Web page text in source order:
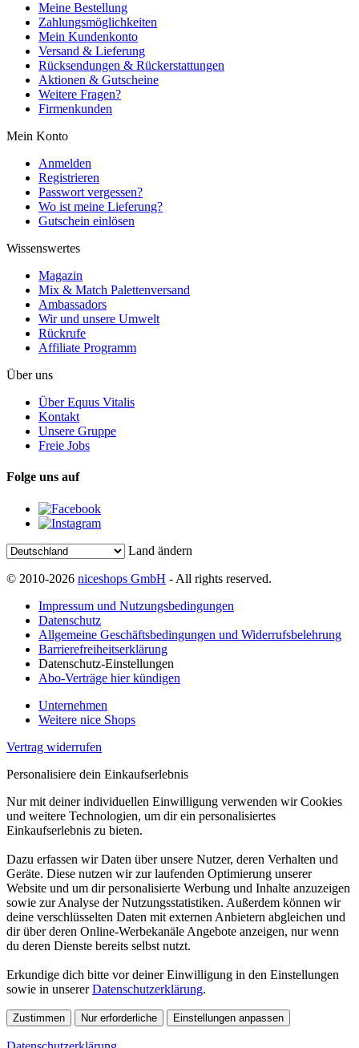
Meine Bestellung
Zahlungsmöglichkeiten
Mein Kundenkonto
Versand & Lieferung
Rücksendungen & Rückerstattungen
Aktionen & Gutscheine
Weitere Fragen?
Firmenkunden
Mein Konto
Anmelden
Registrieren
Passwort vergessen?
Wo ist meine Lieferung?
Gutschein einlösen
Wissenswertes
Magazin
Mix & Match Palettenversand
Ambassadors
Wir und unsere Umwelt
Rückrufe
Affiliate Programm
Über uns
Über Equus Vitalis
Kontakt
Unsere Gruppe
Freie Jobs
Folge uns auf
Land ändern
© 2010-2026 niceshops GmbH - All rights reserved.
Impressum und Nutzungsbedingungen
Datenschutz
Allgemeine Geschäftsbedingungen und Widerrufsbelehrung
Barrierefreiheitserklärung
Datenschutz-Einstellungen
Abo-Verträge hier kündigen
Unternehmen
Weitere nice Shops
Vertrag widerrufen
Personalisiere dein Einkaufserlebnis
Nur mit deiner individuellen Einwilligung verwenden wir Cookies
und weitere Technologien, um dir ein personalisiertes
Einkaufserlebnis zu bieten.
Dazu erfassen wir Daten über unsere Nutzer, deren Verhalten und
Geräte. Diese nutzen wir zur laufenden Optimierung unserer
Website und um dir personalisierte Werbung und Inhalte anzuzeigen
sowie zur Analyse der Nutzungsstatistiken. Außerdem können wir
deine verschlüsselten Daten mit externen Anbietern abgleichen und
dir über deren Online-Werbekanäle Angebote anzeigen, nur wenn
du deren Dienste bereits selbst nutzt.
Erkundige dich bitte vor deiner Einwilligung in den Einstellungen
sowie in unsererDatenschutzerklärung.
Zustimmen Nur erforderliche Einstellungen anpassen